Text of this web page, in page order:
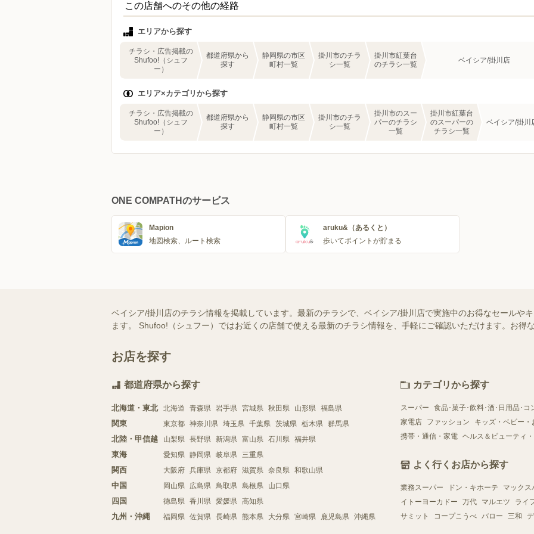
この店舗へのその他の経路
エリアから探す
チラシ・広告掲載の
Shufoo!（シュフ
ー）
都道府県から
探す
静岡県の市区
町村一覧
掛川市のチラ
シ一覧
掛川市紅葉台
のチラシ一覧
ベイシア/掛川店
エリア×カテゴリから探す
チラシ・広告掲載の
Shufoo!（シュフ
ー）
都道府県から
探す
静岡県の市区
町村一覧
掛川市のチラ
シ一覧
掛川市のスー
パーのチラシ
一覧
掛川市紅葉台
のスーパーの
チラシ一覧
ベイシア/掛川
ONE COMPATHのサービス
Mapion
地図検索、ルート検索
aruku&（あるくと）
歩いてポイントが貯まる
ベイシア/掛川店のチラシ情報を掲載しています。最新のチラシで、ベイシア/掛川店で実施中のお得なセールや
ます。 Shufoo!（シュフー）ではお近くの店舗で使える最新のチラシ情報を、手軽にご確認いただけます。お得
お店を探す
都道府県から探す
北海道・東北 北海道 青森県 岩手県 宮城県 秋田県 山形県 福島県
関東 東京都 神奈川県 埼玉県 千葉県 茨城県 栃木県 群馬県
北陸・甲信越 山梨県 長野県 新潟県 富山県 石川県 福井県
東海 愛知県 静岡県 岐阜県 三重県
関西 大阪府 兵庫県 京都府 滋賀県 奈良県 和歌山県
中国 岡山県 広島県 鳥取県 島根県 山口県
四国 徳島県 香川県 愛媛県 高知県
九州・沖縄 福岡県 佐賀県 長崎県 熊本県 大分県 宮崎県 鹿児島県 沖縄県
カテゴリから探す
スーパー
食品･菓子･飲料･酒･日用品･コ
家電店
ファッション
キッズ・ベビー・
携帯・通信・家電 ヘルス＆ビューティ
よく行くお店から探す
業務スーパー ドン・キホーテ
マックス
イトーヨーカドー
万代 マルエツ
ライ
サミット
コープこうべ バロー 三和